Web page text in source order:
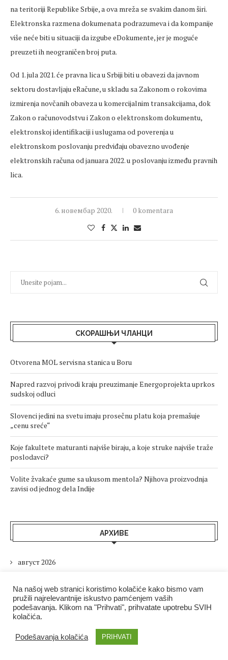
na teritoriji Republike Srbije, a ova mreža se svakim danom širi.
Elektronska razmena dokumenata podrazumeva i da kompanije
više neće biti u situaciji da izgube eDokumente, jer je moguće
preuzeti ih neograničen broj puta.
Od 1. jula 2021. će pravna lica u Srbiji biti u obavezi da javnom
sektoru dostavljaju eRačune, u skladu sa Zakonom o rokovima
izmirenja novčanih obaveza u komercijalnim transakcijama, dok
Zakon o računovodstvu i Zakon o elektronskom dokumentu,
elektronskoj identifikaciji i uslugama od poverenja u
elektronskom poslovanju predviđaju obavezno uvođenje
elektronskih računa od januara 2022. u poslovanju između pravnih
lica.
6. новембар 2020. 0 komentara
СКОРАШЊИ ЧЛАНЦИ
Otvorena MOL servisna stanica u Boru
Napred razvoj privodi kraju preuzimanje Energoprojekta uprkos
sudskoj odluci
Slovenci jedini na svetu imaju prosečnu platu koja premašuje
„cenu sreće“
Koje fakultete maturanti najviše biraju, a koje struke najviše traže
poslodavci?
Volite žvakaće gume sa ukusom mentola? Njihova proizvodnja
zavisi od jednog dela Indije
АРХИВЕ
август 2026
јун 2026
Na našoj web stranici koristimo kolačiće kako bismo vam
pružili najrelevantnije iskustvo pamćenjem vaših
podešavanja. Klikom na "Prihvati", prihvatate upotrebu SVIH
kolačića.
Podešavanja kolačića PRIHVATI